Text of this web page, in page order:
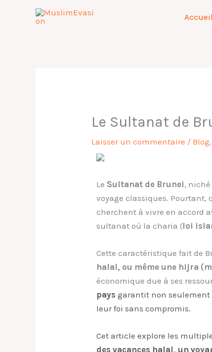
Accueil
Le Sultanat de
Laisser un commentaire / Blog,
Le Sultanat de Brunei,
voyage classiques. Pourtant,
cherchent à vivre en accord
sultanat où la charia (loi
Cette caractéristique fait de
halal, ou même une hijra
économique due à ses
pays garantit non
leur foi sans compromis.
Cet article explore les
des vacances halal, un